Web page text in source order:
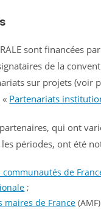
sont financées
de la
sur projets (voir
Partenariats
qui ont
périodes, ont été
communautés de
;
maires de France